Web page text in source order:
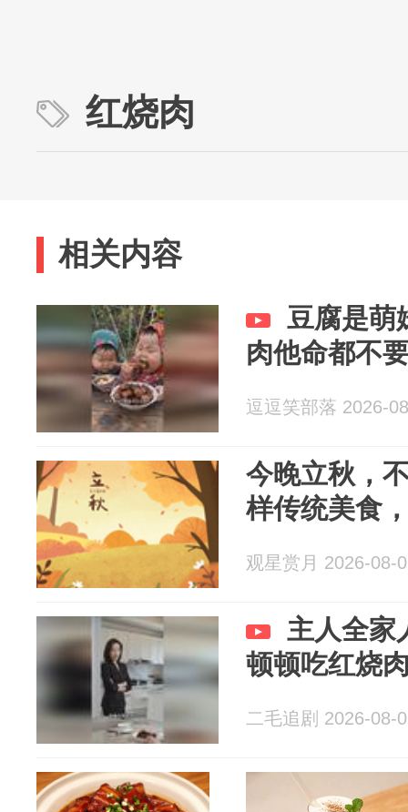
红烧肉
相关内容
豆腐是萌
肉他命都不
逗逗笑部落 2026-
今晚立秋，
样传统美食
观星赏月 2026-08-
主人全家
顿顿吃红烧
二毛追剧 2026-08-